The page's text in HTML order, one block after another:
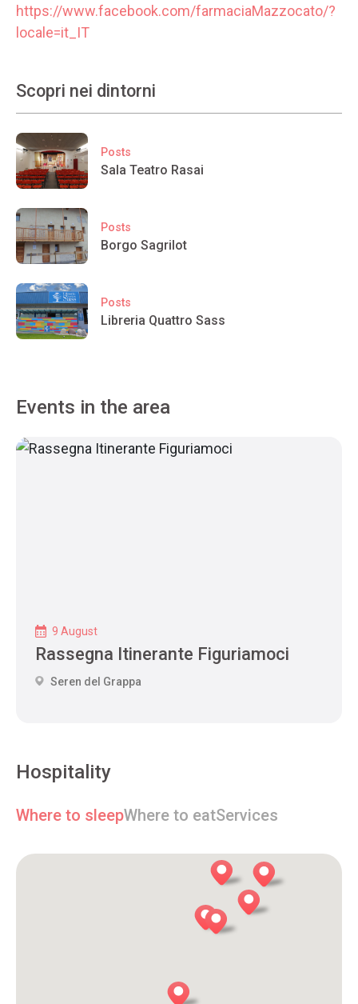
https://www.facebook.com/farmaciaMazzocato/?
locale=it_IT
Scopri nei dintorni
Posts
Sala Teatro Rasai
Posts
Borgo Sagrilot
Posts
Libreria Quattro Sass
Events in the area
9 August
Rassegna Itinerante Figuriamoci
Seren del Grappa
Hospitality
Where to sleepWhere to eatServices